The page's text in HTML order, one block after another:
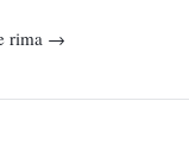
rima →